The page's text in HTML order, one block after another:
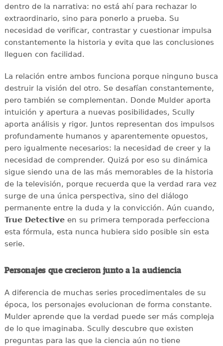
dentro de la narrativa: no está ahí para rechazar lo
extraordinario, sino para ponerlo a prueba. Su
necesidad de verificar, contrastar y cuestionar impulsa
constantemente la historia y evita que las conclusiones
lleguen con facilidad.
La relación entre ambos funciona porque ninguno busca
destruir la visión del otro. Se desafían constantemente,
pero también se complementan. Donde Mulder aporta
intuición y apertura a nuevas posibilidades, Scully
aporta análisis y rigor. Juntos representan dos impulsos
profundamente humanos y aparentemente opuestos,
pero igualmente necesarios: la necesidad de creer y la
necesidad de comprender. Quizá por eso su dinámica
sigue siendo una de las más memorables de la historia
de la televisión, porque recuerda que la verdad rara vez
surge de una única perspectiva, sino del diálogo
permanente entre la duda y la convicción. Aún cuando,
True Detectiveen su primera temporada perfecciona
esta fórmula, esta nunca hubiera sido posible sin esta
serie.
Personajes que crecieron junto a la audiencia
A diferencia de muchas series procedimentales de su
época, los personajes evolucionan de forma constante.
Mulder aprende que la verdad puede ser más compleja
de lo que imaginaba. Scully descubre que existen
preguntas para las que la ciencia aún no tiene